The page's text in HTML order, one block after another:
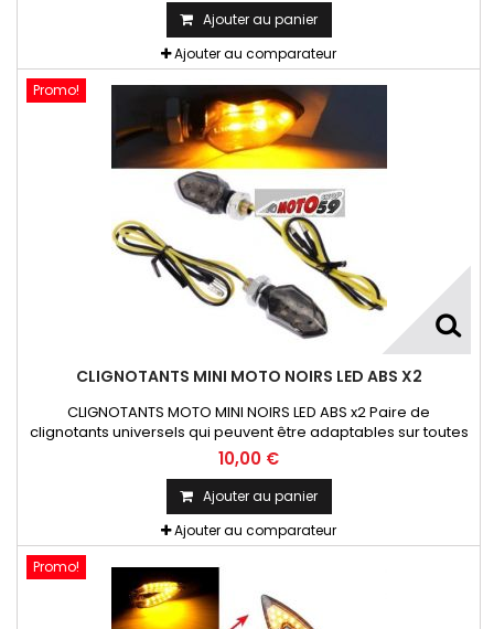
Ajouter au panier
Ajouter au comparateur
Promo!
CLIGNOTANTS MINI MOTO NOIRS LED ABS X2
CLIGNOTANTS MOTO MINI NOIRS LED ABS x2 Paire de
clignotants universels qui peuvent être adaptables sur toutes
motos ou scooters
10,00 €
Ajouter au panier
Ajouter au comparateur
Promo!